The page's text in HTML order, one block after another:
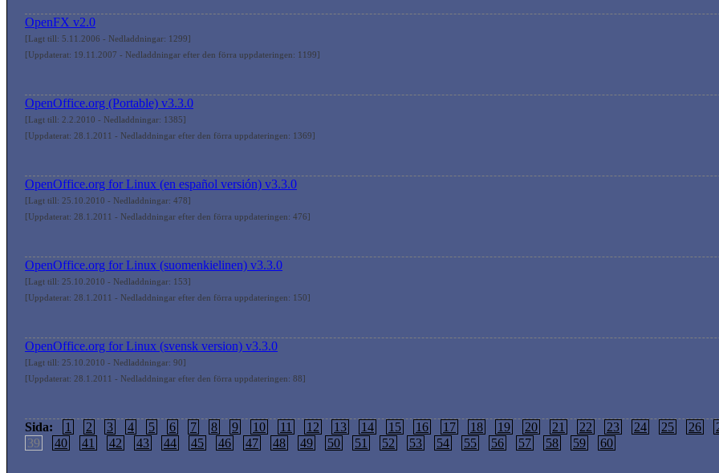
OpenFX v2.0
[Lagt till: 5.11.2006 - Nedladdningar: 1299]
[Uppdaterat: 19.11.2007 - Nedladdningar efter den förra uppdateringen: 1199]
OpenOffice.org (Portable) v3.3.0
[Lagt till: 2.2.2010 - Nedladdningar: 1385]
[Uppdaterat: 28.1.2011 - Nedladdningar efter den förra uppdateringen: 1369]
OpenOffice.org for Linux (en español versión) v3.3.0
[Lagt till: 25.10.2010 - Nedladdningar: 478]
[Uppdaterat: 28.1.2011 - Nedladdningar efter den förra uppdateringen: 476]
OpenOffice.org for Linux (suomenkielinen) v3.3.0
[Lagt till: 25.10.2010 - Nedladdningar: 153]
[Uppdaterat: 28.1.2011 - Nedladdningar efter den förra uppdateringen: 150]
OpenOffice.org for Linux (svensk version) v3.3.0
[Lagt till: 25.10.2010 - Nedladdningar: 90]
[Uppdaterat: 28.1.2011 - Nedladdningar efter den förra uppdateringen: 88]
Sida: 1 2 3 4 5 6 7 8 9 10 11 12 13 14 15 16 17 18 19 20 21 22 23 24 25 26
39
40 41 42 43 44 45 46 47 48 49 50 51 52 53 54 55 56 57 58 59 60